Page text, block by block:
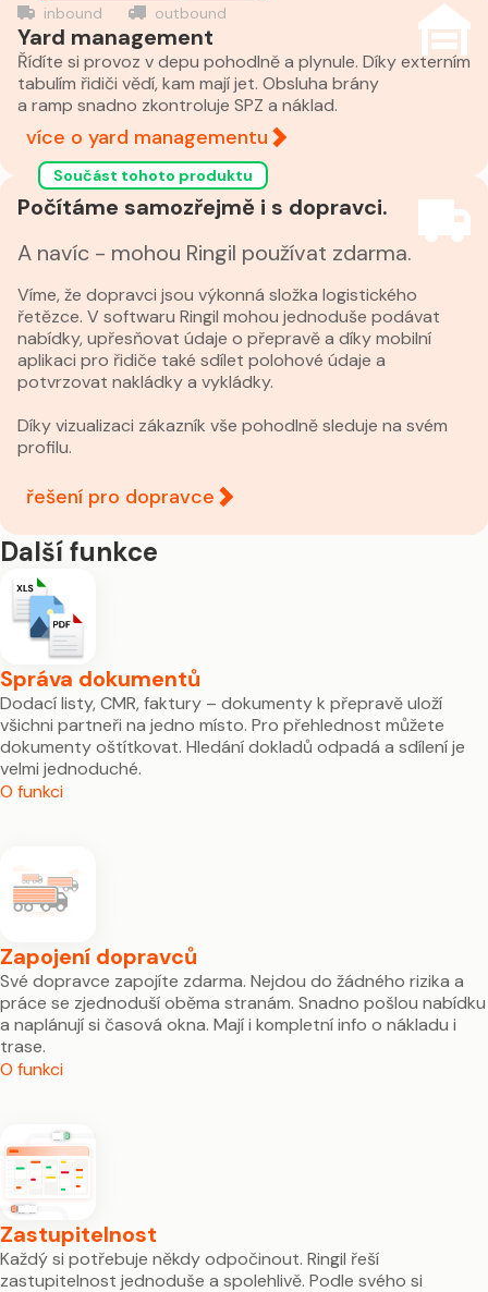
inbound
outbound
Yard management
Řídíte si provoz v depu pohodlně a plynule. Díky externím
tabulím řidiči vědí, kam mají jet. Obsluha brány
a ramp snadno zkontroluje SPZ a náklad.
více o yard managementu
Součást tohoto produktu
Počítáme samozřejmě i s dopravci.
A navíc - mohou Ringil používat zdarma.
Víme, že dopravci jsou výkonná složka logistického
řetězce. V softwaru Ringil mohou jednoduše podávat
nabídky, upřesňovat údaje o přepravě a díky mobilní
aplikaci pro řidiče také sdílet polohové údaje a
potvrzovat nakládky a vykládky.
Díky vizualizaci zákazník vše pohodlně sleduje na svém
profilu.
řešení pro dopravce
Další funkce
Správa dokumentů
Dodací listy, CMR, faktury – dokumenty k přepravě uloží
všichni partneři na jedno místo. Pro přehlednost můžete
dokumenty oštítkovat. Hledání dokladů odpadá a sdílení je
velmi jednoduché.
O funkci
Zapojení dopravců
Své dopravce zapojíte zdarma. Nejdou do žádného rizika a
práce se zjednoduší oběma stranám. Snadno pošlou nabídku
a naplánují si časová okna. Mají i kompletní info o nákladu i
trase.
O funkci
Zastupitelnost
Každý si potřebuje někdy odpočinout. Ringil řeší
zastupitelnost jednoduše a spolehlivě. Podle svého si